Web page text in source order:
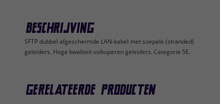
Beschrijving
SFTP dubbel afgeschermde LAN-kabel met soepele (stranded)
geleiders. Hoge kwaliteit volkoperen geleiders. Categorie 5E.
Gerelateerde producten